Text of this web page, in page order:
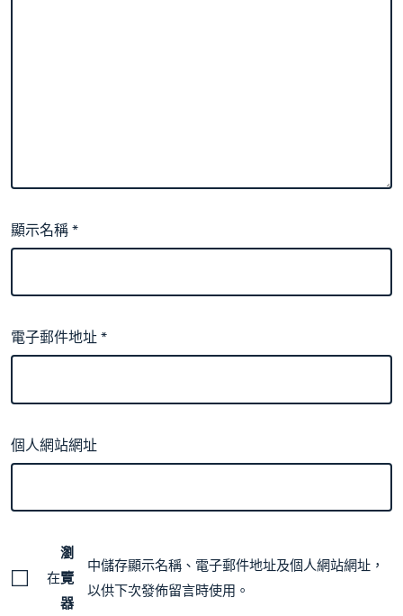
顯示名稱*
電子郵件地址*
個人網站網址
在
瀏
覽
器
中儲存顯示名稱、電子郵件地址及個人網站網址，
以供下次發佈留言時使用。